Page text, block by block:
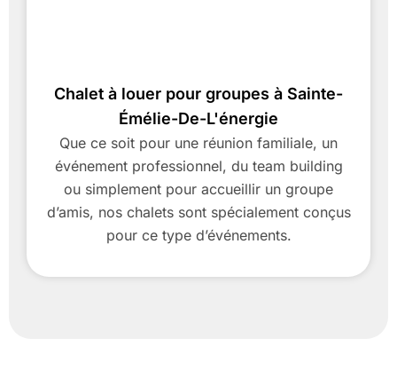
Chalet à louer pour groupes à Sainte-
Émélie-De-L'énergie
Que ce soit pour une réunion familiale, un
événement professionnel, du team building
ou simplement pour accueillir un groupe
d’amis, nos chalets sont spécialement conçus
pour ce type d’événements.